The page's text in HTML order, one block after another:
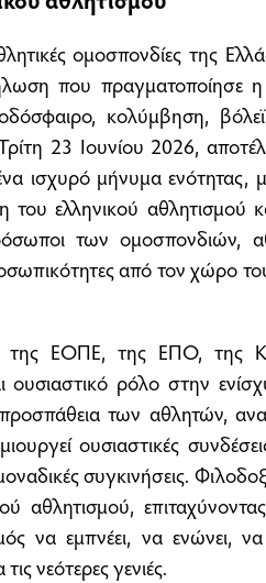
ομοσπονδίες της
που πραγματοποίησε
κολύμβηση,
23 Ιουνίου 2026,
ισχυρό μήνυμα
του ελληνικού
των ομοσπονδιών,
από τον χώρο
ΕΟΠΕ, της ΕΠΟ, της
ουσιαστικό ρόλο στην
προσπάθεια των αθλητών,
ουσιαστικές
συγκινήσεις.
αθλητισμού,
να εμπνέει, να ενώνει,
νεότερες γενιές.